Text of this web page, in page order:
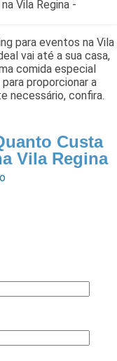
para eventos na Vila
vai até a sua casa,
comida especial
proporcionar a
necessário, confira.
Custa
Vila Regina